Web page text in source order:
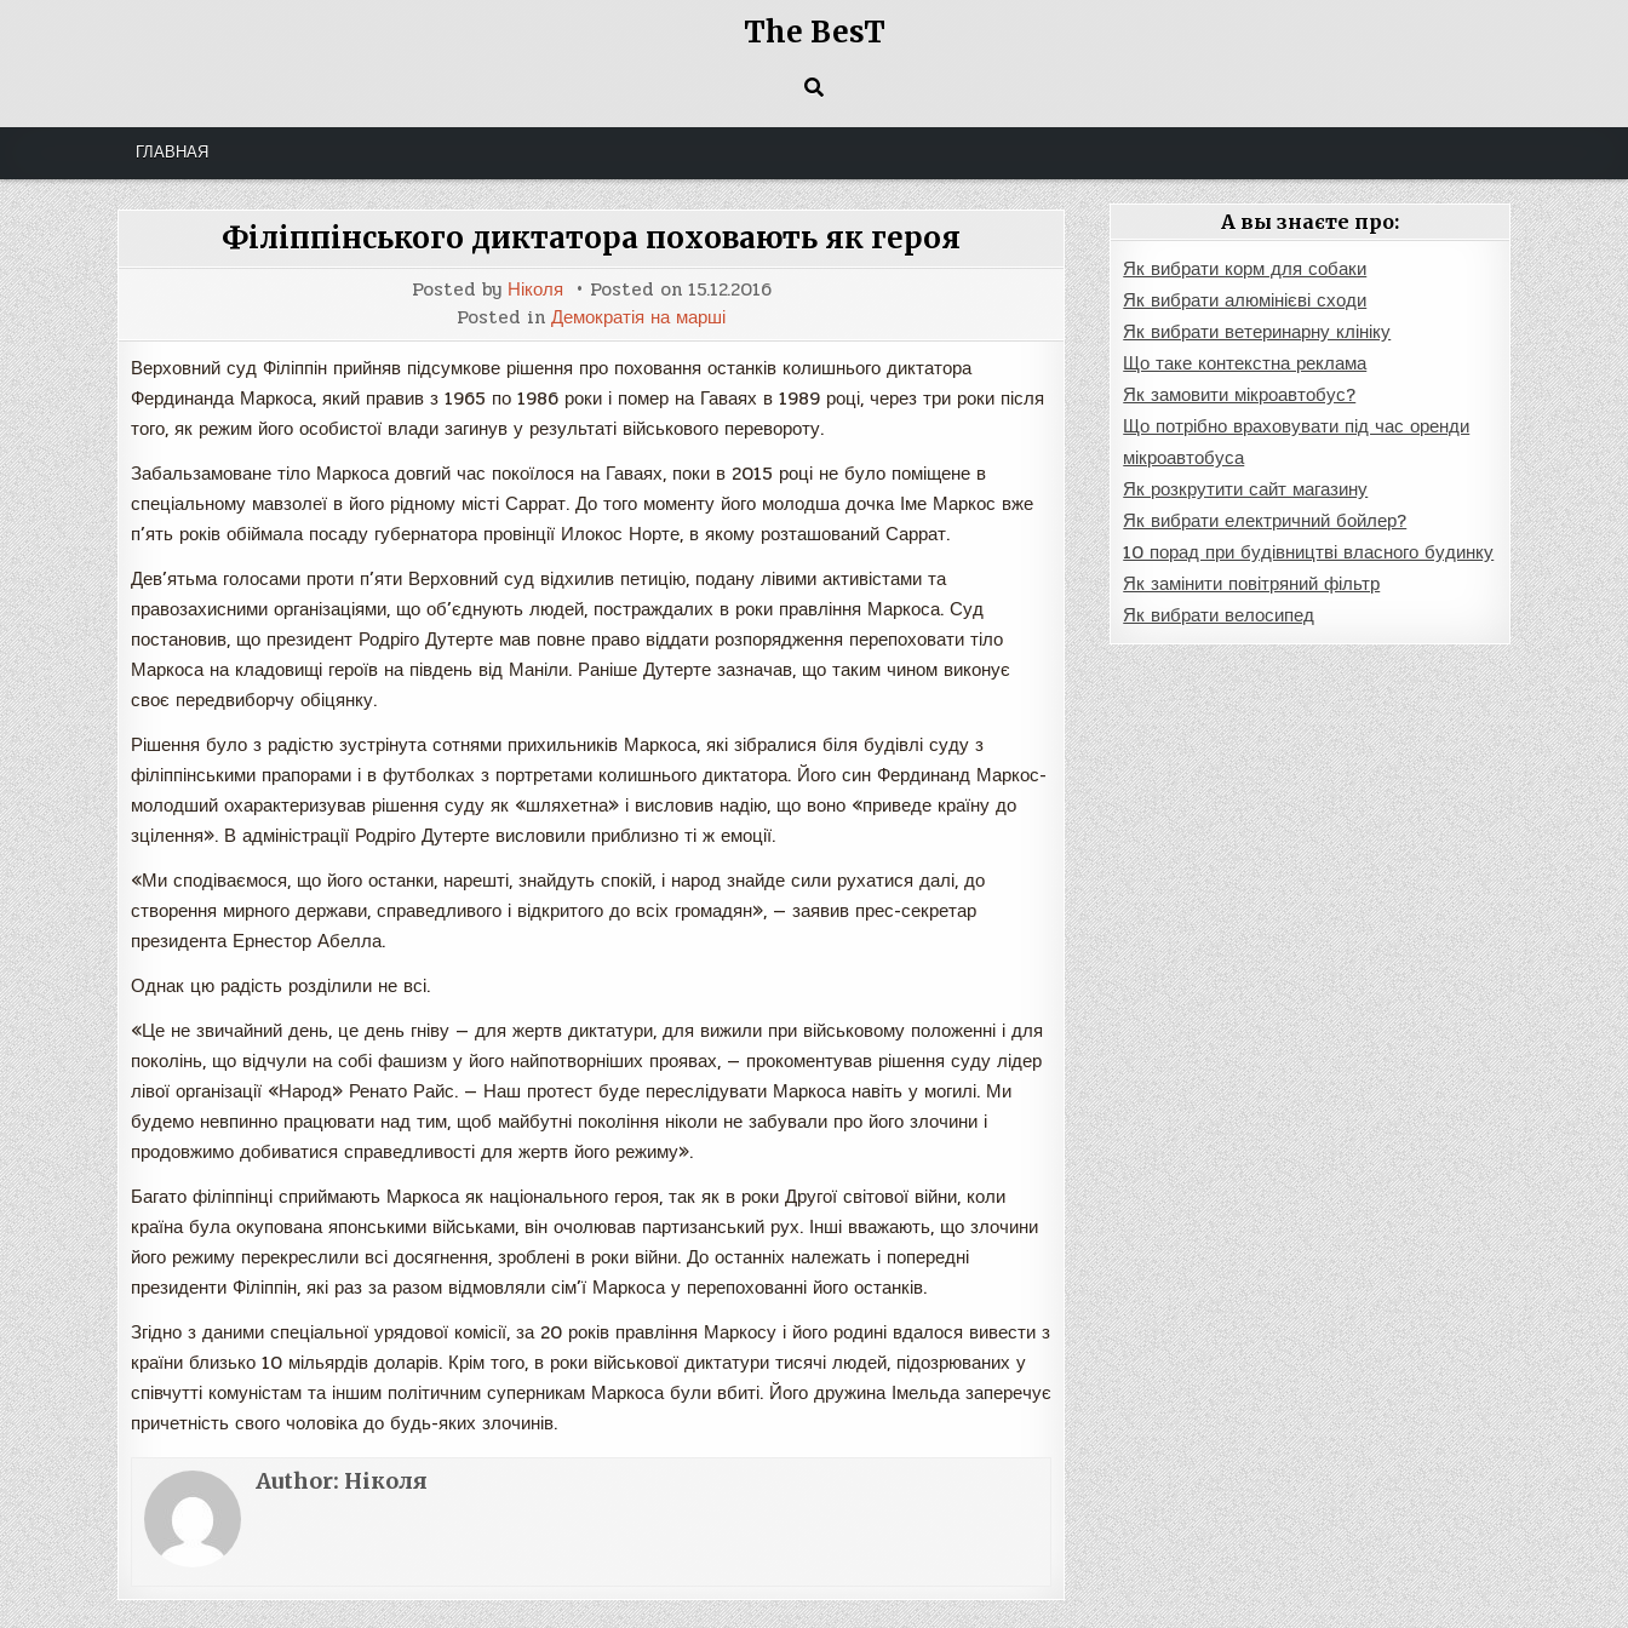
The BesT
ГЛАВНАЯ
Філіппінського диктатора поховають як героя
Posted by Ніколя Posted on 15.12.2016
Posted in Демократія на марші
Верховний суд Філіппін прийняв підсумкове рішення про поховання останків колишнього диктатора
Фердинанда Маркоса, який правив з 1965 по 1986 роки і помер на Гаваях в 1989 році, через три роки після
того, як режим його особистої влади загинув у результаті військового перевороту.
Забальзамоване тіло Маркоса довгий час покоїлося на Гаваях, поки в 2015 році не було поміщене в
спеціальному мавзолеї в його рідному місті Саррат. До того моменту його молодша дочка Іме Маркос вже
п’ять років обіймала посаду губернатора провінції Илокос Норте, в якому розташований Саррат.
Дев’ятьма голосами проти п’яти Верховний суд відхилив петицію, подану лівими активістами та
правозахисними організаціями, що об’єднують людей, постраждалих в роки правління Маркоса. Суд
постановив, що президент Родріго Дутерте мав повне право віддати розпорядження перепоховати тіло
Маркоса на кладовищі героїв на південь від Маніли. Раніше Дутерте зазначав, що таким чином виконує
своє передвиборчу обіцянку.
Рішення було з радістю зустрінута сотнями прихильників Маркоса, які зібралися біля будівлі суду з
філіппінськими прапорами і в футболках з портретами колишнього диктатора. Його син Фердинанд Маркос-
молодший охарактеризував рішення суду як «шляхетна» і висловив надію, що воно «приведе країну до
зцілення». В адміністрації Родріго Дутерте висловили приблизно ті ж емоції.
«Ми сподіваємося, що його останки, нарешті, знайдуть спокій, і народ знайде сили рухатися далі, до
створення мирного держави, справедливого і відкритого до всіх громадян», — заявив прес-секретар
президента Ернестор Абелла.
Однак цю радість розділили не всі.
«Це не звичайний день, це день гніву — для жертв диктатури, для вижили при військовому положенні і для
поколінь, що відчули на собі фашизм у його найпотворніших проявах, — прокоментував рішення суду лідер
лівої організації «Народ» Ренато Райс. — Наш протест буде переслідувати Маркоса навіть у могилі. Ми
будемо невпинно працювати над тим, щоб майбутні покоління ніколи не забували про його злочини і
продовжимо добиватися справедливості для жертв його режиму».
Багато філіппінці сприймають Маркоса як національного героя, так як в роки Другої світової війни, коли
країна була окупована японськими військами, він очолював партизанський рух. Інші вважають, що злочини
його режиму перекреслили всі досягнення, зроблені в роки війни. До останніх належать і попередні
президенти Філіппін, які раз за разом відмовляли сім’ї Маркоса у перепохованні його останків.
Згідно з даними спеціальної урядової комісії, за 20 років правління Маркосу і його родині вдалося вивести з
країни близько 10 мільярдів доларів. Крім того, в роки військової диктатури тисячі людей, підозрюваних у
співчутті комуністам та іншим політичним суперникам Маркоса були вбиті. Його дружина Імельда заперечує
причетність свого чоловіка до будь-яких злочинів.
Author: Ніколя
А вы знаєте про:
Як вибрати корм для собаки
Як вибрати алюмінієві сходи
Як вибрати ветеринарну клініку
Що таке контекстна реклама
Як замовити мікроавтобус?
Що потрібно враховувати під час оренди
мікроавтобуса
Як розкрутити сайт магазину
Як вибрати електричний бойлер?
10 порад при будівництві власного будинку
Як замінити повітряний фільтр
Як вибрати велосипед